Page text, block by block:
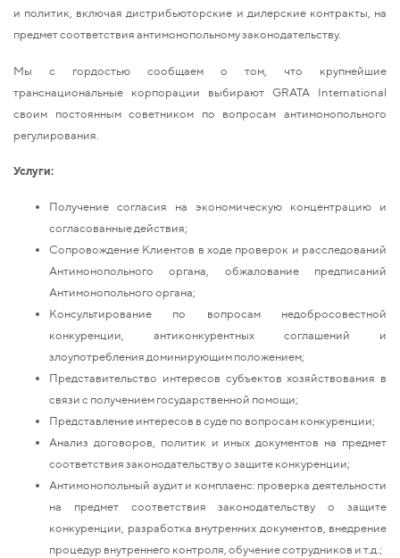
и политик, включая дистрибьюторские и дилерские контракты, на
предмет соответствия антимонопольному законодательству.
Мы с гордостью сообщаем о том, что крупнейшие
транснациональные корпорации выбирают GRATA International
своим постоянным советником по вопросам антимонопольного
регулирования.
Услуги:
Получение согласия на экономическую концентрацию и
согласованные действия;
Сопровождение Клиентов в ходе проверок и расследований
Антимонопольного органа, обжалование предписаний
Антимонопольного органа;
Консультирование по вопросам недобросовестной
конкуренции, антиконкурентных соглашений и
злоупотребления доминирующим положением;
Представительство интересов субъектов хозяйствования в
связи с получением государственной помощи;
Представление интересов в суде по вопросам конкуренции;
Анализ договоров, политик и иных документов на предмет
соответствия законодательству о защите конкуренции;
Антимонопольный аудит и комплаенс: проверка деятельности
на предмет соответствия законодательству о защите
конкуренции, разработка внутренних документов, внедрение
процедур внутреннего контроля, обучение сотрудников и т.д.;